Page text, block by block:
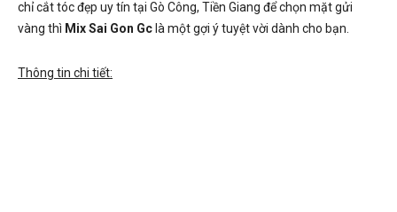
chỉ cắt tóc đẹp uy tín tại Gò Công, Tiền Giang để chọn mặt gửi
vàng thì Mix Sai Gon Gc là một gợi ý tuyệt vời dành cho bạn.
Thông tin chi tiết: